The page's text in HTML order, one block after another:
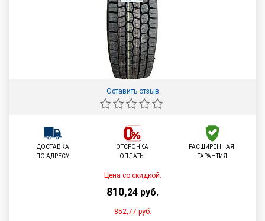
Оставить отзыв
ДОСТАВКА
ПО АДРЕСУ
ОТСРОЧКА
ОПЛАТЫ
РАСШИРЕННАЯ
ГАРАНТИЯ
Цена со скидкой:
810,24 руб.
852,77руб.